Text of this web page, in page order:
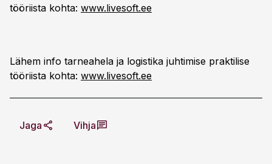
tööriista kohta: www.livesoft.ee
Lähem info tarneahela ja logistika juhtimise praktilise
tööriista kohta: www.livesoft.ee
Jaga Vihja